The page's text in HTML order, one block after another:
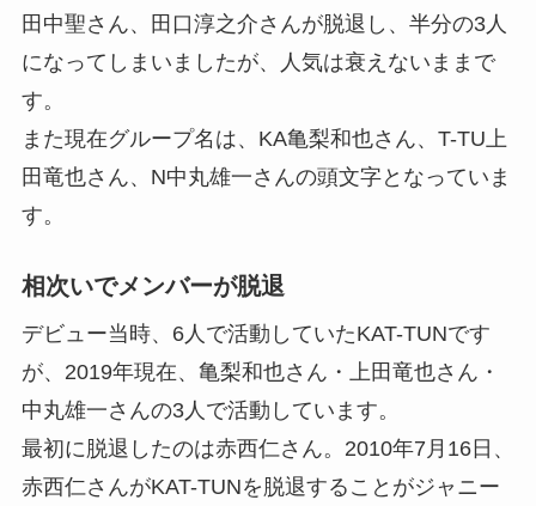
田中聖さん、田口淳之介さんが脱退し、半分の3人
になってしまいましたが、人気は衰えないままで
す。
また現在グループ名は、KA亀梨和也さん、T-TU上
田竜也さん、N中丸雄一さんの頭文字となっていま
す。
相次いでメンバーが脱退
デビュー当時、6人で活動していたKAT-TUNです
が、2019年現在、亀梨和也さん・上田竜也さん・
中丸雄一さんの3人で活動しています。
最初に脱退したのは赤西仁さん。2010年7月16日、
赤西仁さんがKAT-TUNを脱退することがジャニー